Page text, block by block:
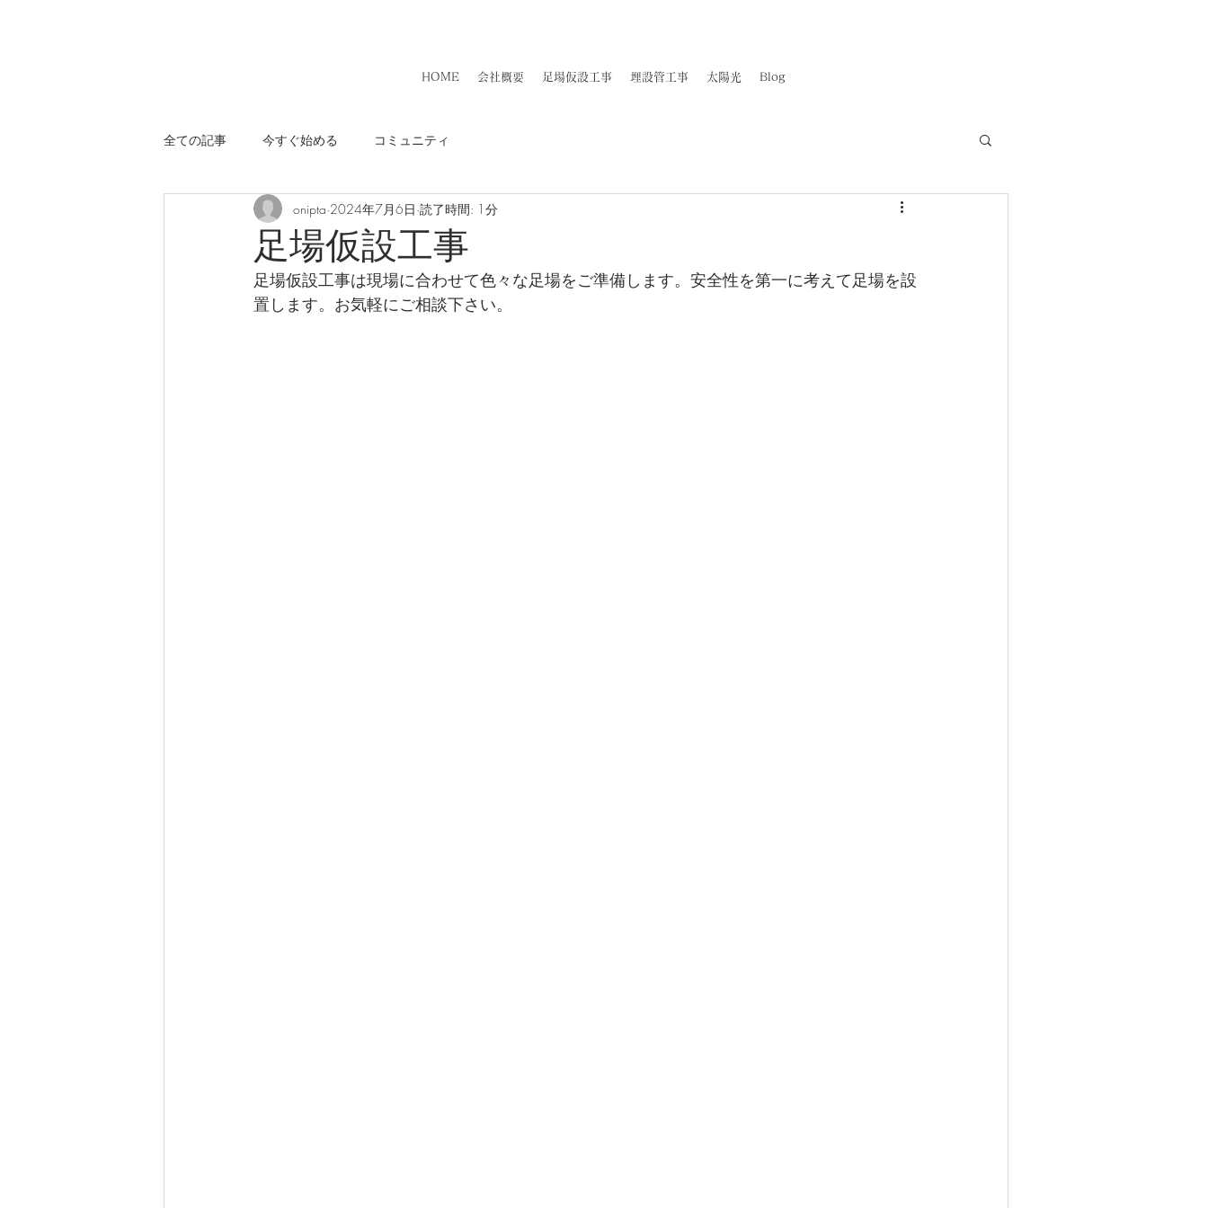
HOME 会社概要 足場仮設工事 埋設管工事 太陽光 Blog
全ての記事 今すぐ始める コミュニティ
足場仮設工事
onipta 2024年7月6日 読了時間: 1分
足場仮設工事は現場に合わせて色々な足場をご準備します。安全性を第一に考えて足場を設
置します。お気軽にご相談下さい。